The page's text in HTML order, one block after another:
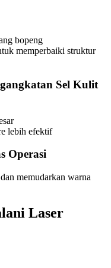
bopeng
memperbaiki struktur
Sel Kulit
lebih efektif
Operasi
memudarkan warna
Laser